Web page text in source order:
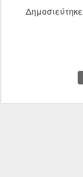
Δημοσιεύτηκε